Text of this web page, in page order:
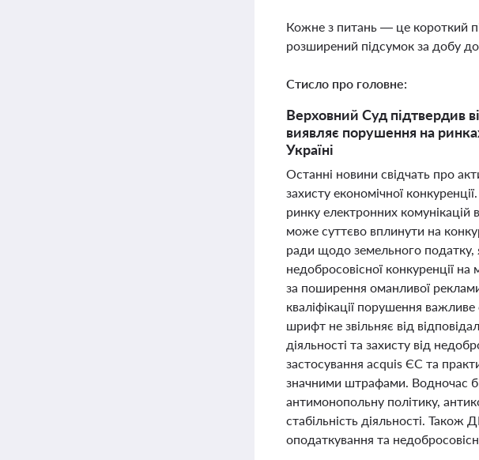
Кожне з питань — це короткий
розширений підсумок за добу
Стисло про головне:
Верховний Суд підтвердив
виявляє порушення на
Україні
Останні новини свідчать про
захисту економічної
ринку електронних комунікацій
може суттєво вплинути на
ради щодо земельного податку,
недобросовісної конкуренції
за поширення оманливої
кваліфікації порушення
шрифт не звільняє від
діяльності та захисту від
застосування acquis ЄС та
значними штрафами. Водночас
антимонопольну політику,
стабільність діяльності.
оподаткування та